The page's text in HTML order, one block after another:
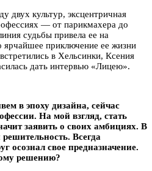
двух культур, эксцентричная
— от парикмахера до
судьбы привела ее на
ярчайшее приключение ее жизни
в Хельсинки, Ксения
дать интервью «Лицею».
в эпоху дизайна, сейчас
На мой взгляд, стать
заявить о своих амбициях. В
решительность. Всегда
осознал свое предназначение.
решению?